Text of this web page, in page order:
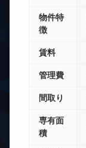
物件特
徴
賃料
管理費
間取り
専有面
積